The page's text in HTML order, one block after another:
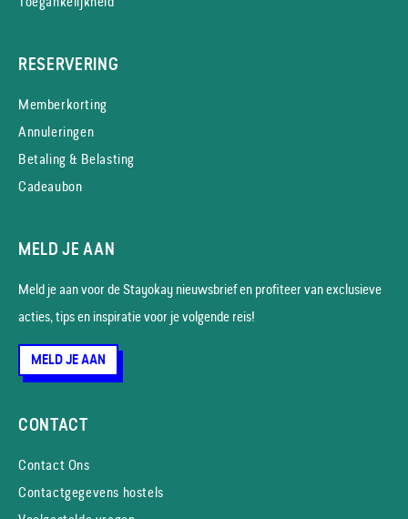
RESERVERING
Memberkorting
Annuleringen
Betaling & Belasting
Cadeaubon
MELD JE AAN
Meld je aan voor de Stayokay nieuws­brief en profiteer van exclusieve
acties, tips en inspiratie voor je volgende reis!
MELD JE AAN
CONTACT
Contact Ons
Contactgegevens hostels